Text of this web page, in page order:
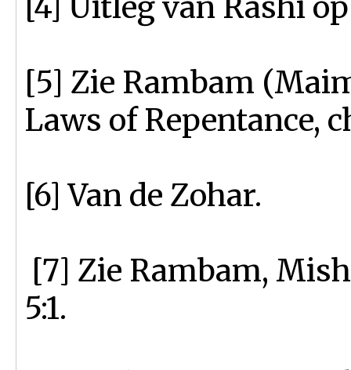
[5] Zie Rambam
Laws of Repentance,
[6] Van de Zohar.
[7] Zie Rambam,
5:1.